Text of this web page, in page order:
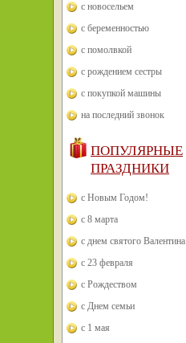
с новосельем
с беременностью
с помолвкой
с рождением сестры
с покупкой машины
на последний звонок
ПОПУЛЯРНЫЕ
ПРАЗДНИКИ
с Новым Годом!
с 8 марта
с днем святого Валентина
с 23 февраля
с Рождеством
с Днем семьи
с 1 мая